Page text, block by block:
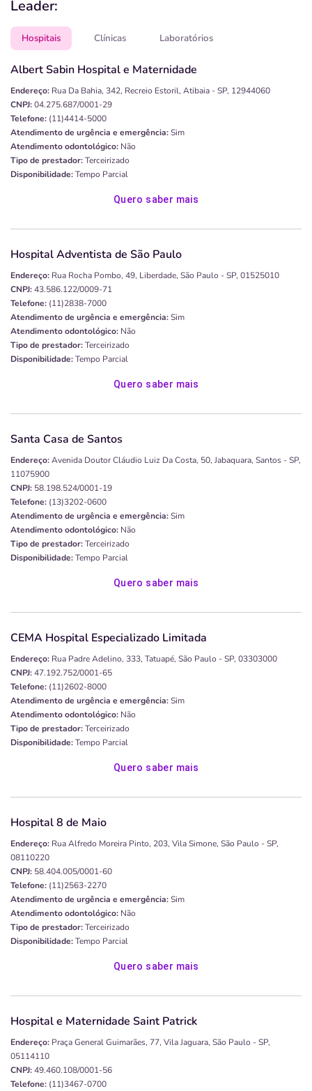
Leader:
Hospitais Clínicas Laboratórios
Albert Sabin Hospital e Maternidade
Endereço: Rua Da Bahia, 342, Recreio Estoril, Atibaia - SP, 12944060
CNPJ:04.275.687/0001-29
Telefone: (11)4414-5000
Atendimento de urgência e emergência:Sim
Atendimento odontológico: Não
Tipo de prestador:Terceirizado
Disponibilidade:Tempo Parcial
Quero saber mais
Hospital Adventista de São Paulo
Endereço: Rua Rocha Pombo, 49, Liberdade, São Paulo - SP, 01525010
CNPJ:43.586.122/0009-71
Telefone: (11)2838-7000
Atendimento de urgência e emergência:Sim
Atendimento odontológico: Não
Tipo de prestador:Terceirizado
Disponibilidade:Tempo Parcial
Quero saber mais
Santa Casa de Santos
Endereço:Avenida Doutor Cláudio Luiz Da Costa, 50, Jabaquara, Santos - SP,
11075900
CNPJ: 58.198.524/0001-19
Telefone: (13)3202-0600
Atendimento de urgência e emergência:Sim
Atendimento odontológico: Não
Tipo de prestador:Terceirizado
Disponibilidade:Tempo Parcial
Quero saber mais
CEMA Hospital Especializado Limitada
Endereço: Rua Padre Adelino, 333, Tatuapé, São Paulo - SP, 03303000
CNPJ:47.192.752/0001-65
Telefone: (11)2602-8000
Atendimento de urgência e emergência:Sim
Atendimento odontológico: Não
Tipo de prestador:Terceirizado
Disponibilidade:Tempo Parcial
Quero saber mais
Hospital 8 de Maio
Endereço: Rua Alfredo Moreira Pinto, 203, Vila Simone, São Paulo - SP,
08110220
CNPJ: 58.404.005/0001-60
Telefone: (11)2563-2270
Atendimento de urgência e emergência:Sim
Atendimento odontológico: Não
Tipo de prestador:Terceirizado
Disponibilidade:Tempo Parcial
Quero saber mais
Hospital e Maternidade Saint Patrick
Endereço: Praça General Guimarães, 77, Vila Jaguara, São Paulo - SP,
05114110
CNPJ:49.460.108/0001-56
Telefone: (11)3467-0700